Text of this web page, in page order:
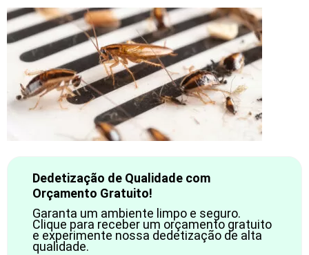
Dedetização de Qualidade com
Orçamento Gratuito!
Garanta um ambiente limpo e seguro.
Clique para receber um orçamento gratuito
e experimente nossa dedetização de alta
qualidade.